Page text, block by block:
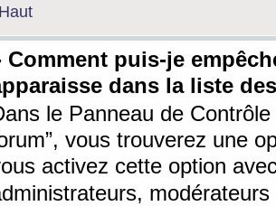
Haut
Comment puis-je
dans la liste
le Panneau de
vous trouverez une
activez cette option